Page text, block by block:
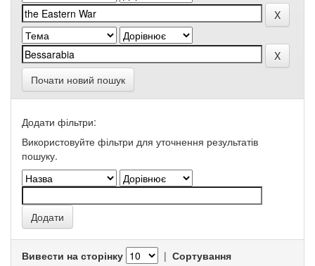
Почати новий пошук
Додати фільтри:
Використовуйте фільтри для уточнення результатів
пошуку.
Вивести на сторінку | Сортування